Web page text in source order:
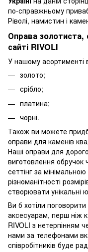
по-справжньому
Ріволі, намистин і
Оправа золотиста,
сайті RIVOLI
У нашому асортименті
золото;
срібло;
платина;
чорні.
Також ви можете
оправи для каменів
Наші оправи для
виготовлення обручок
сеттінг за
різноманітності
створювати унікальні
Ви б хотіли
аксесуарам, перш ніж
RIVOLI з нетерпінням
нами за телефонами
співробітників буде